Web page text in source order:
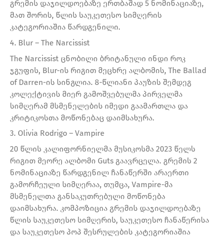
გრემის დაჯილდოებაზე ერთბაშად 5 ნომინაციაზე,
მათ შორის, წლის საუკეთესო სიმღერის
კატეგორიაშია წარდგენილი.
4. Blur – The Narcissist
The Narcissist ცნობილი ბრიტანული ინდი როკ
ჯგუფის, Blur-ის რიგით მეცხრე ალბომის, The Ballad
of Darren-ის სინგლია. 8-წლიანი პაუზის შემდეგ
კოლექტივის მიერ გამოშვებულმა პირველმა
სიმღერამ მსმენელების იმედი გაამართლა და
კრიტიკოსთა მოწონებაც დაიმსახურა.
3. Olivia Rodrigo – Vampire
20 წლის კალიფორნიელმა მუსიკოსმა 2023 წელს
რიგით მეორე ალბომი Guts გაავრცელა. გრემის 2
ნომინაციაზე წარდგენილ ჩანაწერში არაერთი
გამორჩეული სიმღერაა, თუმცა, Vampire-მა
მსმენელთა განსაკუთრებული მოწონება
დაიმსახურა. კომპოზიცია გრემის დაჯილდოებაზე
წლის საუკეთესო სიმღერის, საუკეთესო ჩანაწერისა
და საუკეთესო პოპ შესრულების კატეგორიაშია